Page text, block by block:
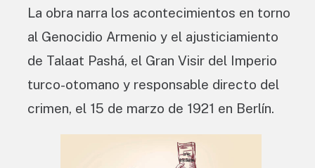
La obra narra los acontecimientos en torno
al Genocidio Armenio y el ajusticiamiento
de Talaat Pashá, el Gran Visir del Imperio
turco-otomano y responsable directo del
crimen, el 15 de marzo de 1921 en Berlín.